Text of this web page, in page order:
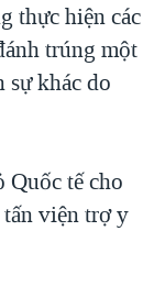
thực hiện các
trúng một
sự khác do
tế cho
viện trợ y